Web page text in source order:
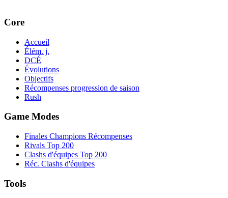
Core
Accueil
Élém. j.
DCÉ
Évolutions
Objectifs
Récompenses progression de saison
Rush
Game Modes
Finales Champions Récompenses
Rivals Top 200
Clashs d'équipes Top 200
Réc. Clashs d'équipes
Tools